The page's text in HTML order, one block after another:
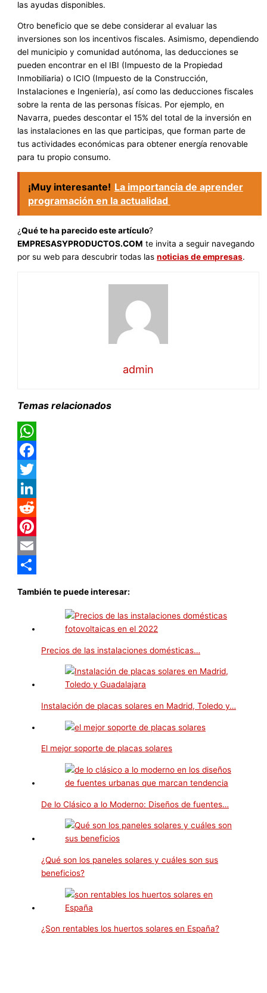
las ayudas disponibles.
Otro beneficio que se debe considerar al evaluar las
inversiones son los incentivos fiscales. Asimismo, dependiendo
del municipio y comunidad autónoma, las deducciones se
pueden encontrar en el IBI (Impuesto de la Propiedad
Inmobiliaria) o ICIO (Impuesto de la Construcción,
Instalaciones e Ingeniería), así como las deducciones fiscales
sobre la renta de las personas físicas. Por ejemplo, en
Navarra, puedes descontar el 15% del total de la inversión en
las instalaciones en las que participas, que forman parte de
tus actividades económicas para obtener energía renovable
para tu propio consumo.
¡Muy interesante! La importancia de aprender
programación en la actualidad
¿Qué te ha parecido este artículo?
EMPRESASYPRODUCTOS.COM te invita a seguir navegando
por su web para descubrir todas lasnoticias de empresas.
admin
Temas relacionados
WhatsApp
Facebook
Twitter
LinkedIn
Reddit
Pinterest
Email
También te puede interesar:
Precios de las instalaciones domésticas…
Instalación de placas solares en Madrid, Toledo y…
El mejor soporte de placas solares
De lo Clásico a lo Moderno: Diseños de fuentes…
¿Qué son los paneles solares y cuáles son sus
beneficios?
¿Son rentables los huertos solares en España?